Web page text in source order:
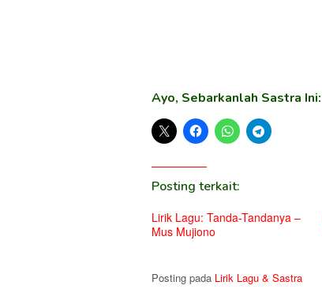
Ayo, Sebarkanlah Sastra Ini:
Posting terkait:
Lirik Lagu: Tanda-Tandanya –
Mus Mujiono
Posting pada Lirik Lagu & Sastra